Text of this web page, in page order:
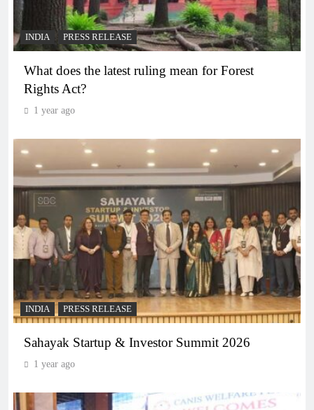
INDIA PRESS RELEASE
What does the latest ruling mean for Forest
Rights Act?
1 year ago
INDIA PRESS RELEASE
Sahayak Startup & Investor Summit 2026
1 year ago